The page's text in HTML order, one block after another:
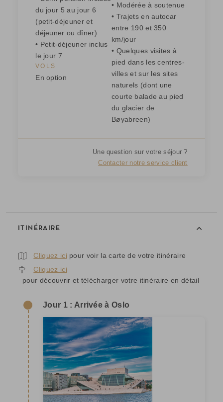
du jour 5 au jour 6
(petit-déjeuner et
déjeuner ou dîner)
• Petit-déjeuner inclus
le jour 7
VOLS
En option
• Modérée à soutenue
• Trajets en autocar
entre 190 et 350
km/jour
• Quelques visites à
pied dans les centres-
villes et sur les sites
naturels (dont une
courte balade au pied
du glacier de
Bøyabreen)
Une question sur votre séjour ?
Contacter notre service client
ITINÉRAIRE
Cliquez ici pour voir la carte de votre itinéraire
Cliquez ici
pour découvrir et télécharger votre itinéraire en détail
Jour 1 : Arrivée à Oslo